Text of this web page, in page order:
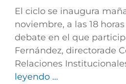
El ciclo se inaugura
noviembre, a las 18
debate en el que
Fernández, directorade
Relaciones
leyendo …